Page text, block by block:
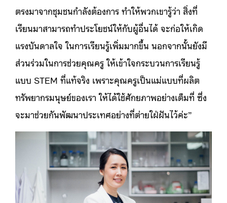
ตรงมาจากชุมชนกำลังต้องการ ทำให้พวกเขารู้ว่า สิ่งที่
เรียนมาสามารถทำประโยชน์ให้กับผู้อื่นได้ จะก่อให้เกิด
แรงบันดาลใจ ในการเรียนรู้เพิ่มมากขึ้น นอกจากนั้นยังมี
ส่วนร่วมในการช่วยคุณครู ให้เข้าใจกระบวนการเรียนรู้
แบบ STEM ที่แท้จริง เพราะคุณครูเป็นแม่แบบที่ผลิต
ทรัพยากรมนุษย์ของเรา ให้ได้ใช้ศักยภาพอย่างเต็มที่ ซึ่ง
จะมาช่วยกันพัฒนาประเทศอย่างที่ต่ายใฝ่ฝันไว้ค่ะ”